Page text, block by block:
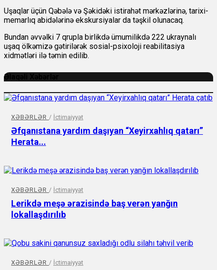
Uşaqlar üçün Qəbələ və Şəkidəki istirahət mərkəzlərinə, tarixi-
memarlıq abidələrinə ekskursiyalar da təşkil olunacaq.
Bundan əvvəlki 7 qrupla birlikdə ümumilikdə 222 ukraynalı
uşaq ölkəmizə gətirilərək sosial-psixoloji reabilitasiya
xidmətləri ilə təmin edilib.
Əlaqəli Xəbərlər
XƏBƏRLƏR / İctimaiyyət
Əfqanıstana yardım daşıyan “Xeyirxahlıq qatarı”
Herata...
XƏBƏRLƏR / İctimaiyyət
Lerikdə meşə ərazisində baş verən yanğın
lokallaşdırılıb
XƏBƏRLƏR / İctimaiyyət